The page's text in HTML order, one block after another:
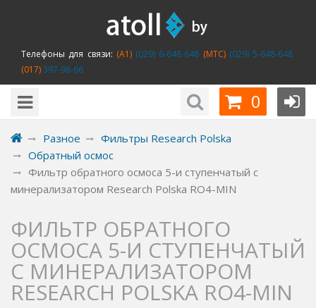
Телефоны для связи: (A1)(029) 6-648-648 (MTC)(029) 5-648-648
(017)397-98-66
0
Разное
Фильтры Research Polska
Обратный осмос
Фильтр обратного осмоса 5-и ступенчатый с
минерализатором Research Polska RO4-MIN
ФИЛЬТР ОБРАТНОГО
ОСМОСА 5-И СТУПЕНЧАТЫЙ
С МИНЕРАЛИЗАТОРОМ
RESEARCH POLSKA RO4-MIN